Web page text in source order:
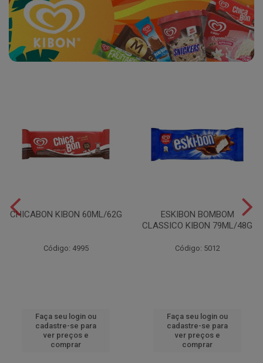
CHICABON KIBON 60ML/62G
Código: 4995
Faça seu login ou
cadastre-se para
ver preços e
comprar
ESKIBON BOMBOM
CLASSICO KIBON 79ML/48G
Código: 5012
Faça seu login ou
cadastre-se para
ver preços e
comprar